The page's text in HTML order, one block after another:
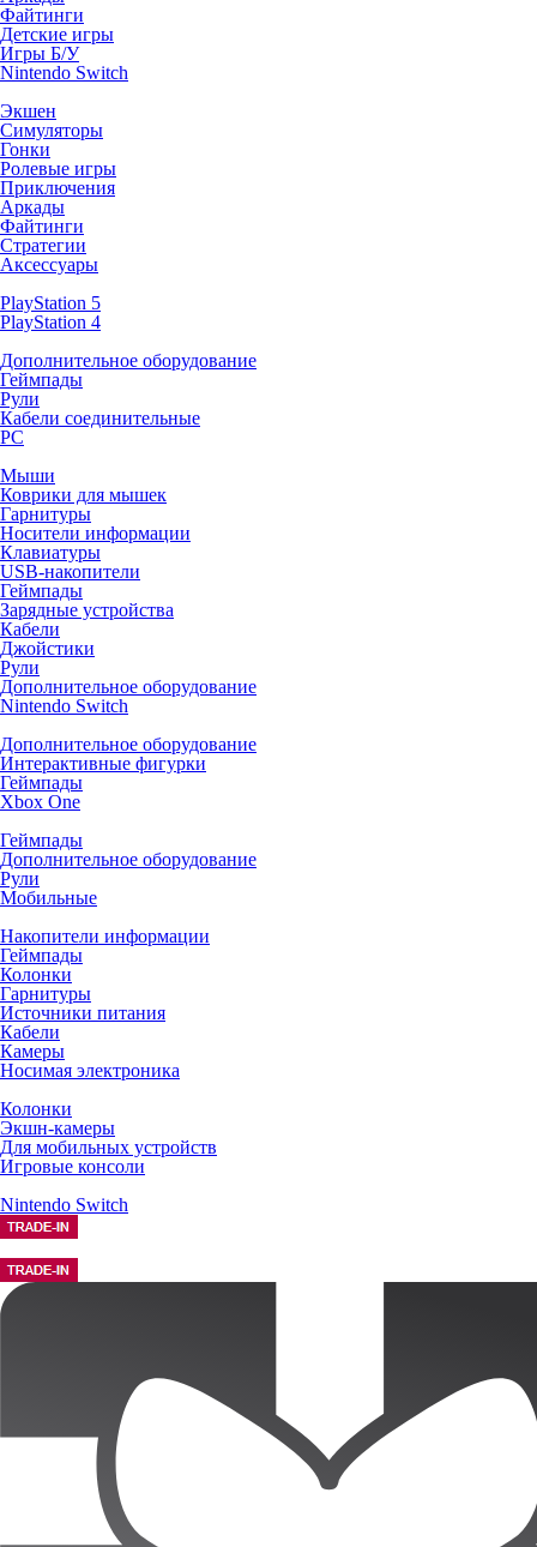
Файтинги
Детские игры
Игры Б/У
Nintendo Switch
Экшен
Симуляторы
Гонки
Ролевые игры
Приключения
Аркады
Файтинги
Стратегии
Аксессуары
PlayStation 5
PlayStation 4
Дополнительное оборудование
Геймпады
Рули
Кабели соединительные
PC
Мыши
Коврики для мышек
Гарнитуры
Носители информации
Клавиатуры
USB-накопители
Геймпады
Зарядные устройства
Кабели
Джойстики
Рули
Дополнительное оборудование
Nintendo Switch
Дополнительное оборудование
Интерактивные фигурки
Геймпады
Xbox One
Геймпады
Дополнительное оборудование
Рули
Мобильные
Накопители информации
Геймпады
Колонки
Гарнитуры
Источники питания
Кабели
Камеры
Носимая электроника
Колонки
Экшн-камеры
Для мобильных устройств
Игровые консоли
Nintendo Switch